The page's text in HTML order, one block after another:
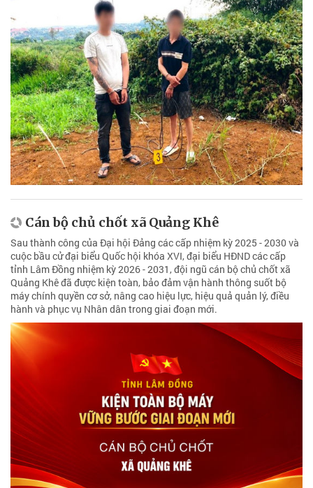
Cán bộ chủ chốt xã Quảng Khê
Sau thành công của Đại hội Đảng các cấp nhiệm kỳ 2025 - 2030 và
cuộc bầu cử đại biểu Quốc hội khóa XVI, đại biểu HĐND các cấp
tỉnh Lâm Đồng nhiệm kỳ 2026 - 2031, đội ngũ cán bộ chủ chốt xã
Quảng Khê đã được kiện toàn, bảo đảm vận hành thông suốt bộ
máy chính quyền cơ sở, nâng cao hiệu lực, hiệu quả quản lý, điều
hành và phục vụ Nhân dân trong giai đoạn mới.